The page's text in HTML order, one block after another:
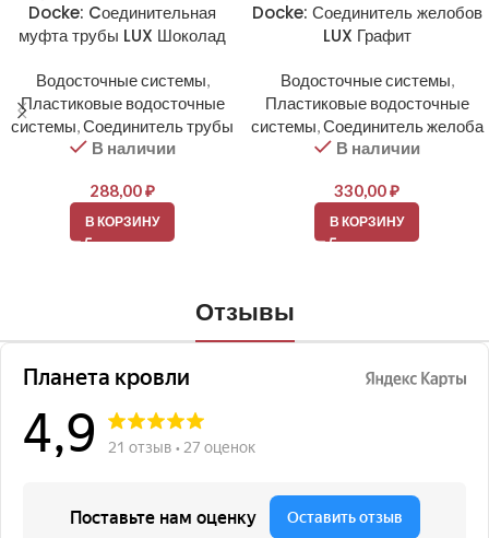
Docke: Cоединительная
муфта трубы LUX Шоколад
Водосточные системы,
Пластиковые водосточные
системы,Соединитель трубы
В наличии
288,00₽
В КОРЗИНУ
Docke: Соединитель желобов
LUX Графит
Водосточные системы,
Пластиковые водосточные
системы,Соединитель желоба
В наличии
330,00₽
В КОРЗИНУ
Отзывы